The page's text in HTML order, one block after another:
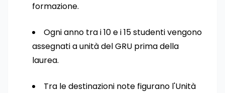
formazione.
Ogni anno tra i 10 e i 15 studenti vengono
assegnati a unità del GRU prima della
laurea.
Tra le destinazioni note figurano l'Unità